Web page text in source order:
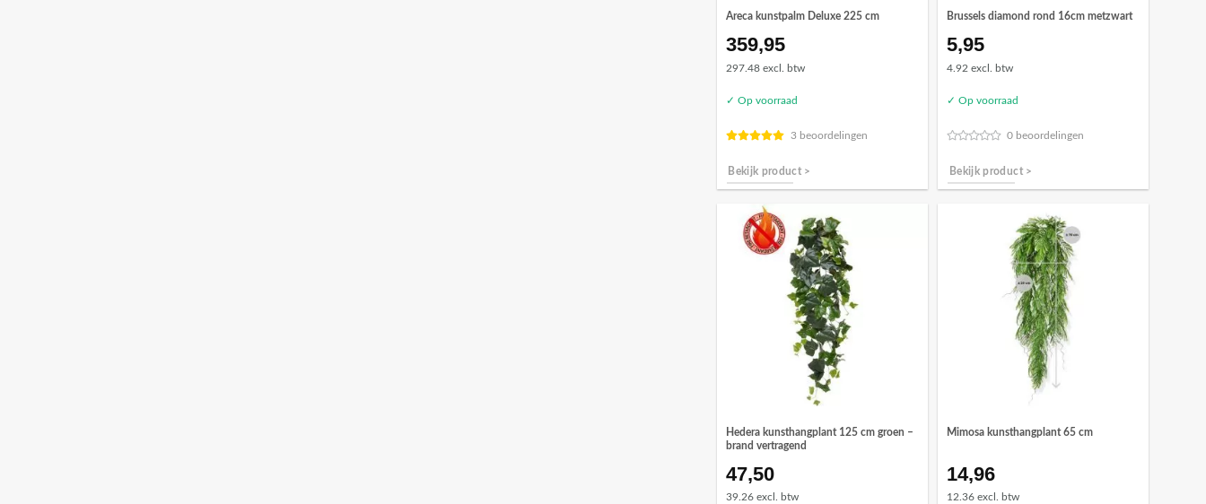
Areca kunstpalm Deluxe 225 cm
359,95
297.48 excl. btw
✓ Op voorraad
3 beoordelingen
Bekijk product >
Brussels diamond rond 16cm metzwart
5,95
4.92 excl. btw
✓ Op voorraad
0 beoordelingen
Bekijk product >
Hedera kunsthangplant 125 cm groen –
brand vertragend
47,50
39.26 excl. btw
Mimosa kunsthangplant 65 cm
14,96
12.36 excl. btw